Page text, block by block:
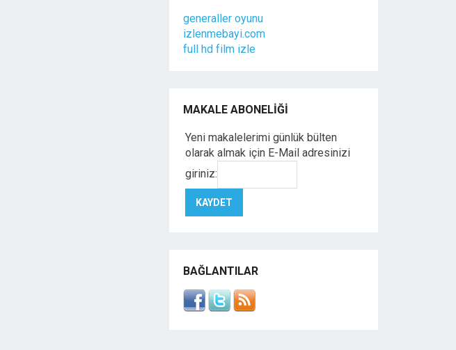
generaller oyunu
izlenmebayi.com
full hd film izle
MAKALE ABONELIĞI
Yeni makalelerimi günlük bülten
olarak almak için E-Mail adresinizi
giriniz:
BAĞLANTILAR